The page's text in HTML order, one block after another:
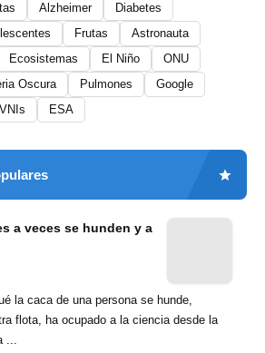
Alzheimer
Diabetes
Frutas
Astronauta
Ecosistemas El Niño
ONU
Oscura Pulmones
Google
ESA
a veces se hunden y a
la caca de una persona se hunde,
flota, ha ocupado a la ciencia desde la
...